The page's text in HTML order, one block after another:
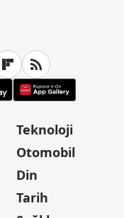
Teknoloji
Otomobil
Din
Tarih